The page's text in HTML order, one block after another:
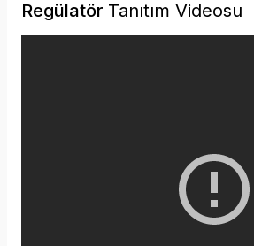
Regülatör Tanıtım Videosu